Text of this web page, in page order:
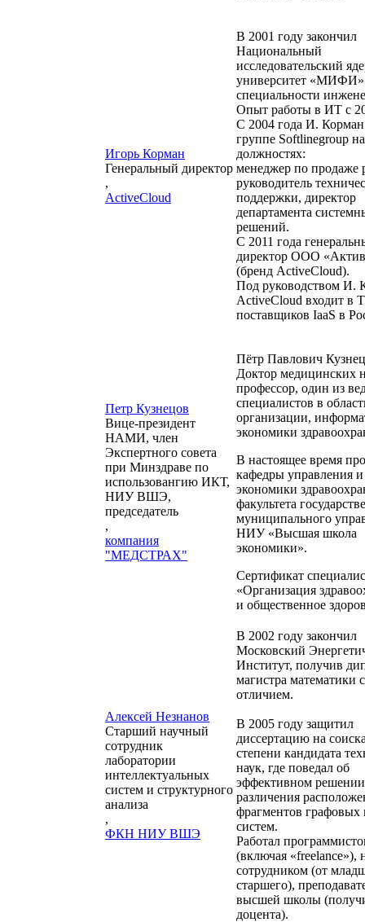
Игорь Корман
Генеральный директор
,
ActiveCloud
В 2001 году закончил
Национальный
исследовательский
университет
специальности
Опыт работы в ИТ с
С 2004 года И. Корман
группе Softlinegroup на
должностях:
менеджер по продаже
руководитель
поддержки, директор
департамента
решений.
С 2011 года
директор ООО
(бренд ActiveCloud).
Под руководством И.
ActiveCloud входит в
поставщиков IaaS в
Петр Кузнецов
Вице-президент
НАМИ, член
Экспертного совета
при Минздраве по
использовангию ИКТ,
НИУ ВШЭ,
председатель
,
компания
"МЕДСТРАХ"
Пётр Павлович
Доктор медицинских
профессор, один из
специалистов в
организации,
экономики
В настоящее время
кафедры управления и
экономики
факультета
муниципального
НИУ «Высшая школа
экономики».
Сертификат
«Организация
и общественное
Алексей Незнанов
Старший научный
сотрудник
лаборатории
интеллектуальных
систем и структурного
анализа
,
ФКН НИУ ВШЭ
В 2002 году закончил
Московский
Институт, получив
магистра математики с
отличием.
В 2005 году защитил
диссертацию на
степени кандидата
наук, где поведал об
эффективном решении
различения
фрагментов графовых
систем.
Работал
(включая «freelance»),
сотрудником (от
старшего),
высшей школы
доцента).